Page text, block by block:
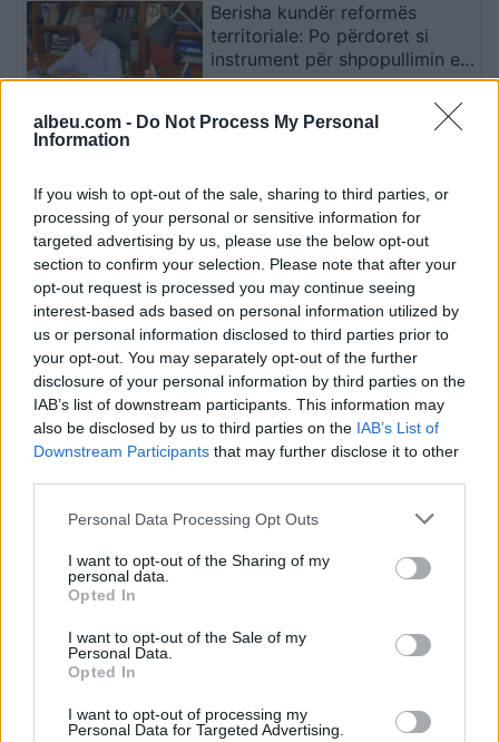
albeu.com - Do Not Process My Personal
Information
If you wish to opt-out of the sale, sharing to third parties, or
processing of your personal or sensitive information for
targeted advertising by us, please use the below opt-out
section to confirm your selection. Please note that after your
opt-out request is processed you may continue seeing
interest-based ads based on personal information utilized by
us or personal information disclosed to third parties prior to
your opt-out. You may separately opt-out of the further
disclosure of your personal information by third parties on the
IAB’s list of downstream participants. This information may
also be disclosed by us to third parties on the IAB’s List of
Downstream Participants that may further disclose it to other
Personal Data Processing Opt Outs
I want to opt-out of the Sharing of my
personal data.
Opted In
I want to opt-out of the Sale of my
Personal Data.
Opted In
I want to opt-out of processing my
Personal Data for Targeted Advertising.
Berisha kundër reformës
territoriale: Po përdoret si
instrument për shpopullimin e
Shqipërisë
Katanias për shkak të hirit
vullkanik
Esim for Global
Esim for USA|Esim for Italy| Esim for Spain|Esim